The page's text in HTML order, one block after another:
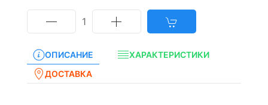
1
ОПИСАНИЕ
ХАРАКТЕРИСТИКИ
ДОСТАВКА